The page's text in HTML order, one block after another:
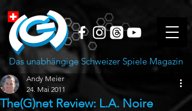
Das unabhängige Schweizer Spiele Magazin
The(G)net Review: L.A. Noire
Andy Meier
24. Mai 2011